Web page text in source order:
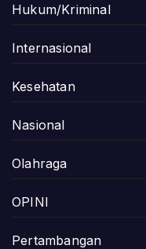
Hukum/Kriminal
Internasional
Kesehatan
Nasional
Olahraga
OPINI
Pertambangan